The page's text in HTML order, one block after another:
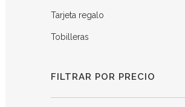
Tarjeta regalo
Tobilleras
FILTRAR POR PRECIO